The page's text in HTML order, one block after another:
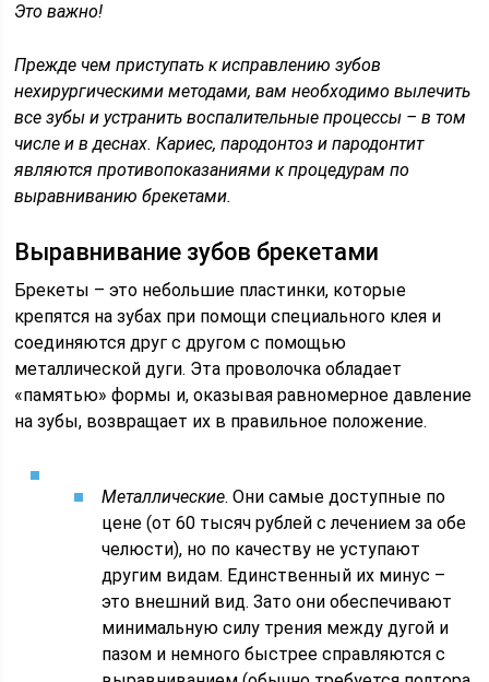
Это важно!
Прежде чем приступать к исправлению зубов
нехирургическими методами, вам необходимо вылечить
все зубы и устранить воспалительные процессы – в том
числе и в деснах. Кариес, пародонтоз и пародонтит
являются противопоказаниями к процедурам по
выравниванию брекетами.
Выравнивание зубов брекетами
Брекеты – это небольшие пластинки, которые
крепятся на зубах при помощи специального клея и
соединяются друг с другом с помощью
металлической дуги. Эта проволочка обладает
«памятью» формы и, оказывая равномерное давление
на зубы, возвращает их в правильное положение.
Металлические. Они самые доступные по
цене (от 60 тысяч рублей с лечением за обе
челюсти), но по качеству не уступают
другим видам. Единственный их минус –
это внешний вид. Зато они обеспечивают
минимальную силу трения между дугой и
пазом и немного быстрее справляются с